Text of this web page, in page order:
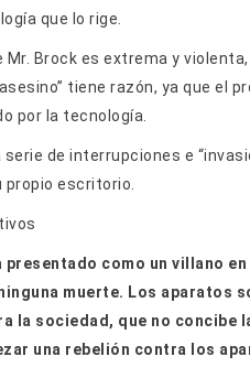
que lo rige.
Brock es extrema y
tiene razón, ya que el
por la tecnología.
serie de interrupciones e
escritorio.
presentado como un villano
muerte. Los aparatos
la sociedad, que no concibe
una rebelión contra los